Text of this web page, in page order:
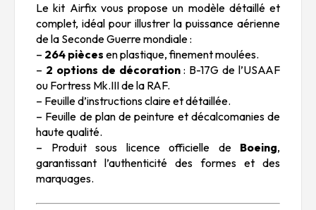
Le kit Airfix vous propose un modèle détaillé et
complet, idéal pour illustrer la puissance aérienne
de la Seconde Guerre mondiale :
– 264 pièces en plastique, finement moulées.
– 2 options de décoration: B-17G de l’USAAF
ou Fortress Mk.III de la RAF.
– Feuille d’instructions claire et détaillée.
– Feuille de plan de peinture et décalcomanies de
haute qualité.
– Produit sous licence officielle de Boeing,
garantissant l’authenticité des formes et des
marquages.